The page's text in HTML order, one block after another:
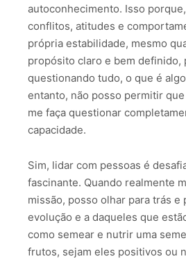
autoconhecimento. Isso
conflitos, atitudes e
própria estabilidade, mesmo
propósito claro e bem definido,
questionando tudo, o que é
entanto, não posso permitir
me faça questionar
capacidade.
Sim, lidar com pessoas é
fascinante. Quando realmente
missão, posso olhar para trás e
evolução e a daqueles que
como semear e nutrir uma
frutos, sejam eles positivos ou